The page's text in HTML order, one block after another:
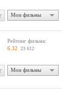
Мои фильмы
Рейтинг фильма:
6.32 23 612
Мои фильмы